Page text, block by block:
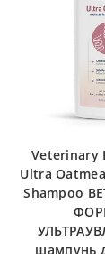
Veterinary
Ultra
Shampoo
шампунь